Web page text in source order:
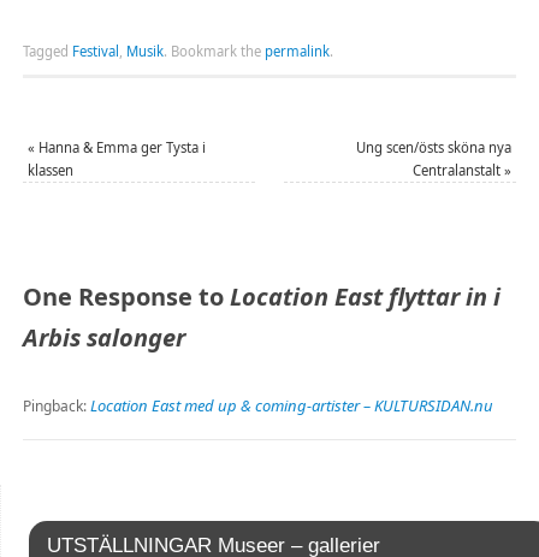
Tagged Festival Musik. Bookmark the permalink.
« Hanna & Emma ger Tysta i
klassen
Ung scen/östs sköna nya
Centralanstalt»
One Response toLocation East flyttar in i
Arbis salonger
Pingback:Location East med up & coming-artister – KULTURSIDAN.nu
UTSTÄLLNINGAR Museer – gallerier